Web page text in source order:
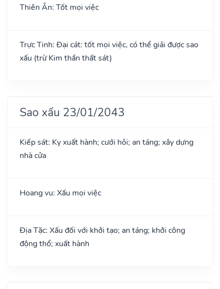
Thiên Ân: Tốt mọi việc
Trực Tinh: Đại cát: tốt mọi việc, có thể giải được sao
xấu (trừ Kim thần thất sát)
Sao xấu 23/01/2043
Kiếp sát: Kỵ xuất hành; cưới hỏi; an táng; xây dựng
nhà cửa
Hoang vu: Xấu mọi việc
Địa Tặc: Xấu đối với khởi tạo; an táng; khởi công
động thổ; xuất hành